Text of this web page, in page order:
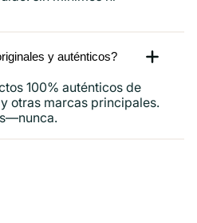
y auténticos?
100% auténticos de
otras marcas principales.